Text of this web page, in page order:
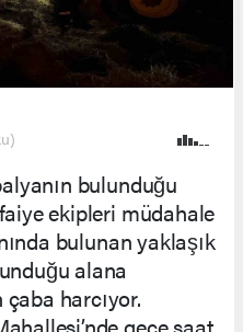
bulunduğu
ekipleri müdahale
bulunan yaklaşık
alana
harcıyor.
gece saat